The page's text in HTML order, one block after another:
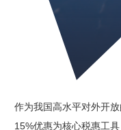
作为我国高水平对外开
15%优惠为核心税惠工